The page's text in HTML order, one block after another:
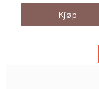
Kjøp